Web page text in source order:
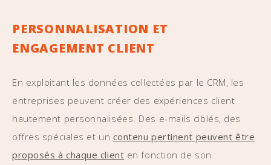
PERSONNALISATION ET
ENGAGEMENT CLIENT
En exploitant les données collectées par le CRM, les
entreprises peuvent créer des expériences client
hautement personnalisées. Des e-mails ciblés, des
offres spéciales et un contenu pertinent peuvent être
proposés à chaque client en fonction de son